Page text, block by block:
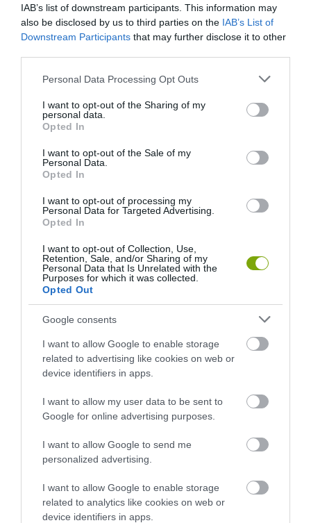
IAB’s list of downstream participants. This information may
also be disclosed by us to third parties on the IAB’s List of
Downstream Participants that may further disclose it to other
Please note that this website/app uses one or more Google
not limited to your visit or usage behaviour. You may click to
grant or deny consent to Google and its third-party tags to
use your data for below specified purposes in below Google
consent section.
Personal Data Processing Opt Outs
I want to opt-out of the Sharing of my
personal data.
Opted In
I want to opt-out of the Sale of my
Personal Data.
Opted In
I want to opt-out of processing my
Personal Data for Targeted Advertising.
Opted In
I want to opt-out of Collection, Use,
Retention, Sale, and/or Sharing of my
Personal Data that Is Unrelated with the
Purposes for which it was collected.
Opted Out
Google consents
I want to allow Google to enable storage
related to advertising like cookies on web or
device identifiers in apps.
I want to allow my user data to be sent to
Google for online advertising purposes.
I want to allow Google to send me
personalized advertising.
I want to allow Google to enable storage
related to analytics like cookies on web or
device identifiers in apps.
ELŐZŐ CIKK
BŐRALMA, PÓNYIK, TARTÓS GUSZTÁV – TELEPÍTSÜNK
KÜLÖNLEGES MAGYAR GYÜMÖLCSFAJTÁKAT!
KÖVETKEZŐ CIKK
FEBRUÁRBAN SEM KÉSŐ HAGYMÁSOKAT ÜLTETNI, HA
LEMARADTÁL AZ ŐSZI IDŐPONTRÓL!
HASONLÓ ÉRDEKESSÉGEK